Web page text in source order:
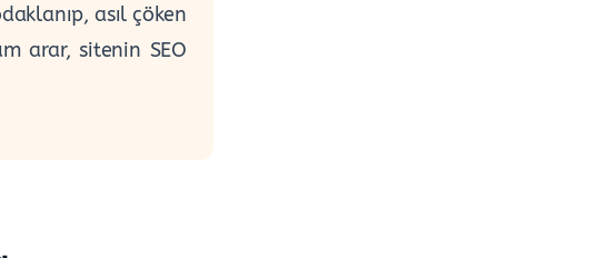
asıl çöken
arar, sitenin SEO